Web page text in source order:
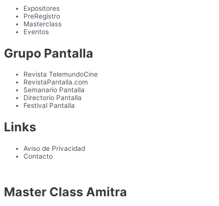
Expositores
PreRegístro
Masterclass
Eventos
Grupo Pantalla
Revista TelemundoCine
RevistaPantalla.com
Semanario Pantalla
Directorio Pantalla
Festival Pantalla
Links
Aviso de Privacidad
Contacto
Master Class Amitra